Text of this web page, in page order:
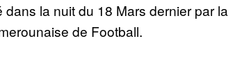
dans la nuit du 18 Mars dernier par la
de Football.